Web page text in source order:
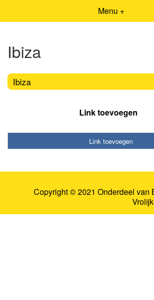
Menu +
Ibiza
Ibiza
Link toevoegen
Link toevoegen
Copyright © 2021 Onderdeel van